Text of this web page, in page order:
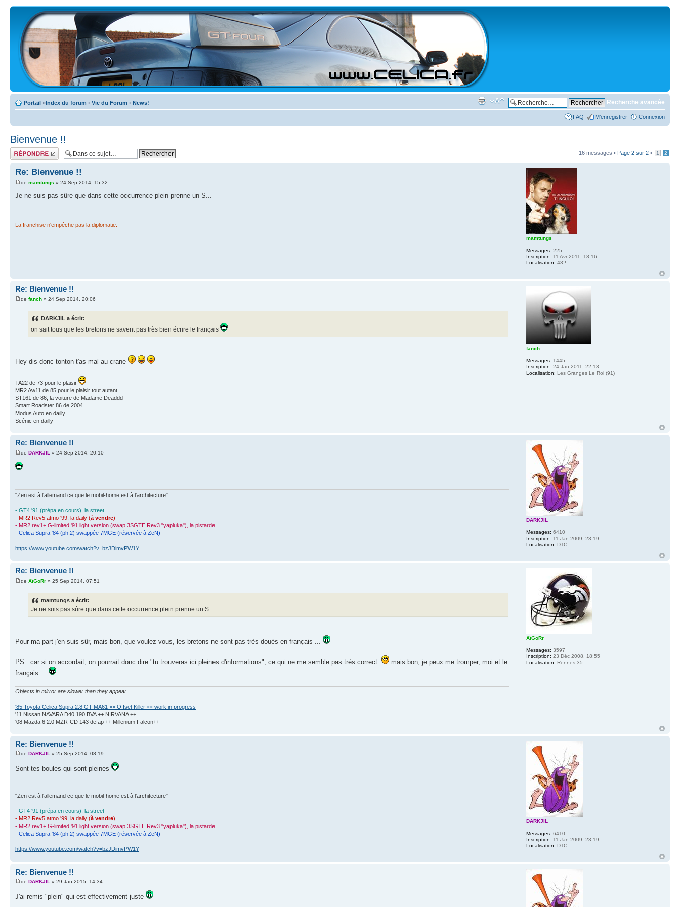
Portail »Index du forum ‹ Vie du Forum ‹ News! Recherche avancée
FAQ M’enregistrer Connexion
Bienvenue !!
Écrire un
commentaire
16 messages • Page 2 sur 2 • 1 2
Re: Bienvenue !!
de mamtungs » 24 Sep 2014, 15:32
Je ne suis pas sûre que dans cette occurrence plein prenne un S...
La franchise n'empêche pas la diplomatie.
mamtungs
Messages: 225
Inscription: 11 Avr 2011, 18:16
Localisation: 43!!
Re: Bienvenue !!
de fanch » 24 Sep 2014, 20:06
DARKJIL a écrit:
on sait tous que les bretons ne savent pas très bien écrire le français
Hey dis donc tonton t'as mal au crane
TA22 de 73 pour le plaisir
MR2 Aw11 de 85 pour le plaisir tout autant
ST161 de 86, la voiture de Madame.Deaddd
Smart Roadster 86 de 2004
Modus Auto en dailly
Scénic en dailly
fanch
Messages: 1445
Inscription: 24 Jan 2011, 22:13
Localisation: Les Granges Le Roi (91)
Re: Bienvenue !!
de DARKJIL » 24 Sep 2014, 20:10
"Zen est à l'allemand ce que le mobil-home est à l'architecture"
- GT4 '91 (prépa en cours), la street
- MR2 Rev5 atmo '99, la daily (à vendre)
- MR2 rev1+ G-limited '91 light version (swap 3SGTE Rev3 "yapluka"), la pistarde
- Celica Supra '84 (ph.2) swappée 7MGE (réservée à ZeN)
https://www.youtube.com/watch?v=bzJDimvPW1Y
DARKJIL
Messages: 6410
Inscription: 11 Jan 2009, 23:19
Localisation: DTC
Re: Bienvenue !!
de AïGoRr » 25 Sep 2014, 07:51
mamtungs a écrit:
Je ne suis pas sûre que dans cette occurrence plein prenne un S...
Pour ma part j'en suis sûr, mais bon, que voulez vous, les bretons ne sont pas très doués en français ...
PS : car si on accordait, on pourrait donc dire "tu trouveras ici pleines d'informations", ce qui ne me semble pas très correct.
mais bon, je peux me tromper, moi et le
français ...
Objects in mirror are slower than they appear
'85 Toyota Celica Supra 2.8 GT MA61 ×× Offset Killer ×× work in progress
'11 Nissan NAVARA D40 190 BVA ++ NIRVANA ++
'08 Mazda 6 2.0 MZR-CD 143 defap ++ Millenium Falcon++
AïGoRr
Messages: 3597
Inscription: 23 Déc 2008, 18:55
Localisation: Rennes 35
Re: Bienvenue !!
de DARKJIL » 25 Sep 2014, 08:19
Sont tes boules qui sont pleines
"Zen est à l'allemand ce que le mobil-home est à l'architecture"
- GT4 '91 (prépa en cours), la street
- MR2 Rev5 atmo '99, la daily (à vendre)
- MR2 rev1+ G-limited '91 light version (swap 3SGTE Rev3 "yapluka"), la pistarde
- Celica Supra '84 (ph.2) swappée 7MGE (réservée à ZeN)
https://www.youtube.com/watch?v=bzJDimvPW1Y
DARKJIL
Messages: 6410
Inscription: 11 Jan 2009, 23:19
Localisation: DTC
Re: Bienvenue !!
de DARKJIL » 29 Jan 2015, 14:34
J'ai remis "plein" qui est effectivement juste